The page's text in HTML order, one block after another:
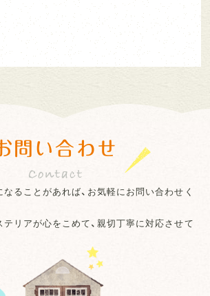
問い合わせ
ることがあれば、お気軽にお問い合わせく
リアが心をこめて、親切丁寧に対応させて